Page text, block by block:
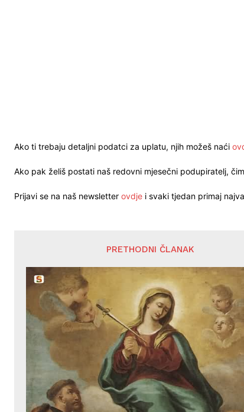
Ako ti trebaju detaljni podatci za uplatu, njih možeš naći
Ako pak želiš postati naš redovni mjesečni podupiratelj,
Prijavi se na naš newsletter ovdje i svaki tjedan primaj
PRETHODNI ČLANAK